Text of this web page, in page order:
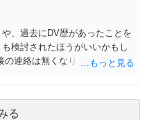
、過去にDV歴があったことを
検討されたほうがいいかもし
の連絡は無くなりますので、ご
受けられますので、一度弁護
をお勧め致します。
る